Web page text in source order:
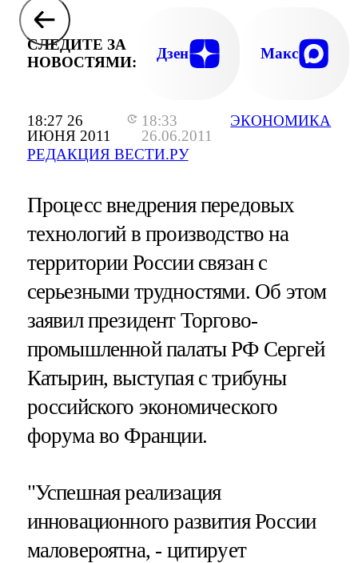
18:27 26
ИЮНЯ 2011
18:33
26.06.2011
РЕДАКЦИЯ ВЕСТИ.РУ
ЭКОНОМИКА
СЛЕДИТЕ ЗА
НОВОСТЯМИ:
Дзен Макс
Процесс внедрения передовых
технологий в производство на
территории России связан с
серьезными трудностями. Об этом
заявил президент Торгово-
промышленной палаты РФ Сергей
Катырин, выступая с трибуны
российского экономического
форума во Франции.
"Успешная реализация
инновационного развития России
маловероятна, - цитирует